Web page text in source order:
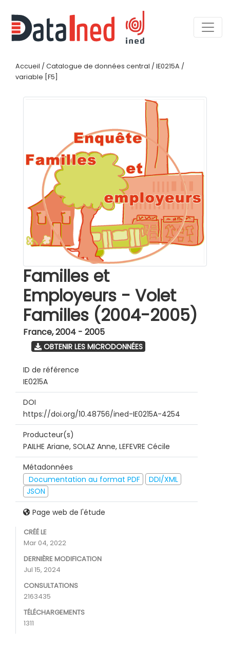
Accueil / Catalogue de données central / IE0215A /
variable [F5]
Familles et
Employeurs - Volet
Familles (2004-2005)
France,2004 - 2005
OBTENIR LES MICRODONNÉES
ID de référence
IE0215A
DOI
https://doi.org/10.48756/ined-IE0215A-4254
Producteur(s)
PAILHE Ariane, SOLAZ Anne, LEFEVRE Cécile
Métadonnées
Documentation au format PDF
DDI/XML
JSON
Page web de l'étude
CRÉÉ LE
Mar 04, 2022
DERNIÈRE MODIFICATION
Jul 15, 2024
CONSULTATIONS
2163435
TÉLÉCHARGEMENTS
1311